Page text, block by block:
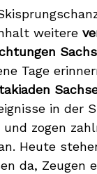
weitere
Tage
in der
zogen
Heute
da, Zeugen